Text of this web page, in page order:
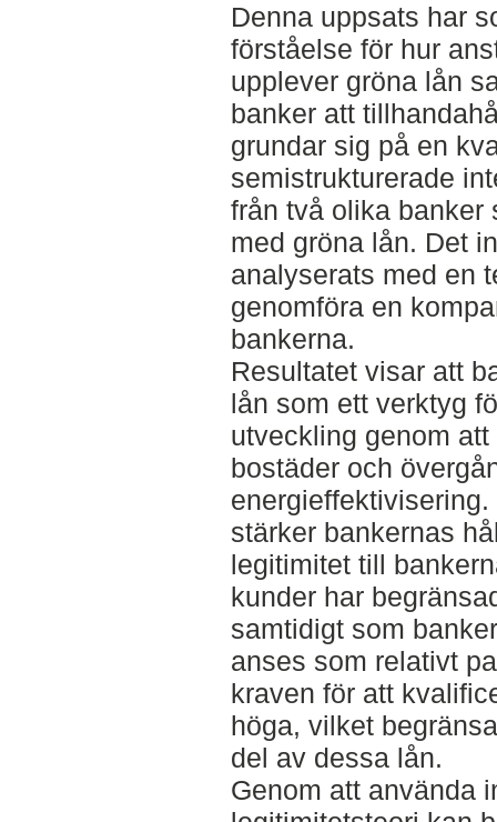
Denna uppsats har
förståelse för hur
upplever gröna lån
banker att
grundar sig på en
semistrukturerade
från två olika banker
med gröna lån. Det
analyserats med en
genomföra en
bankerna.
Resultatet visar att
lån som ett verktyg
utveckling genom
bostäder och
stärker bankernas
legitimitet till
kunder har
samtidigt som
anses som relativt
kraven för att
höga, vilket
del av dessa lån.
Genom att använda